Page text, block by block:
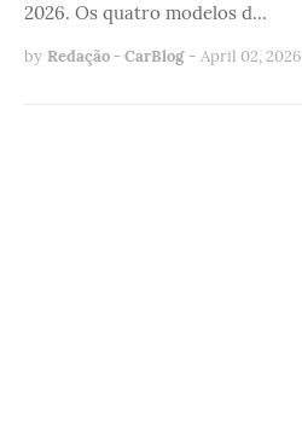
2026. Os quatro modelos d…
by Redação - CarBlog - April 02, 2026